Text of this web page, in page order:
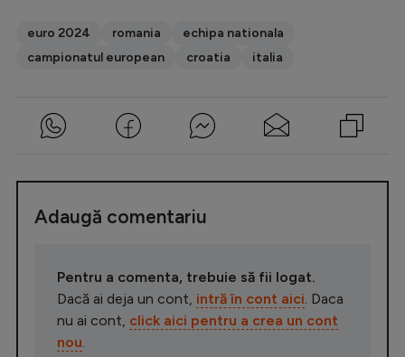
euro 2024 romania
echipa nationala
campionatul european
croatia italia
Adaugă comentariu
Pentru a comenta, trebuie să fii logat.
Dacă ai deja un cont, intră în cont aici . Daca
nu ai cont, click aici pentru a crea un cont
nou